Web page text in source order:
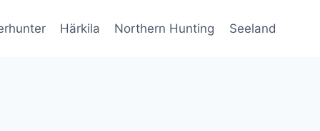
Härkila Northern Hunting Seeland